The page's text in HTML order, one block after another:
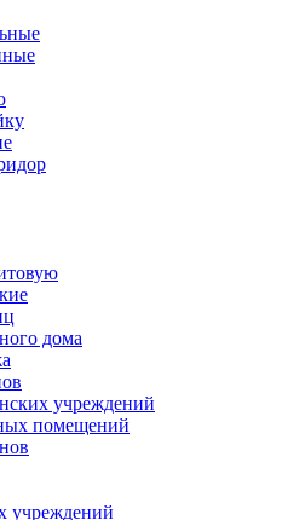
дома
учреждений
помещений
учреждений